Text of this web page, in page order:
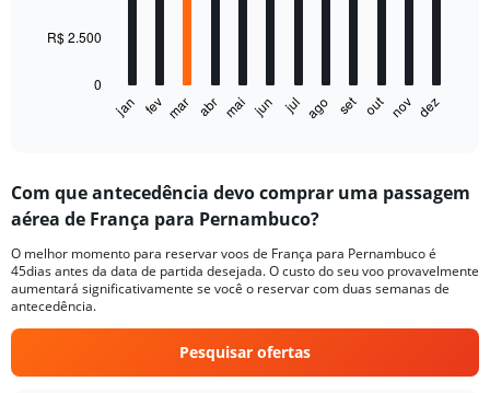
The
chart
Range:
12
The
chart
has
1
jan fev mar abr mai jun jul ago set out nov dez
0
R$ 2.500
Com que antecedência devo comprar uma passagem
aérea de França para Pernambuco?
O melhor momento para reservar voos de França para Pernambuco é
45dias antes da data de partida desejada. O custo do seu voo provavelmente
aumentará significativamente se você o reservar com duas semanas de
antecedência.
Pesquisar ofertas